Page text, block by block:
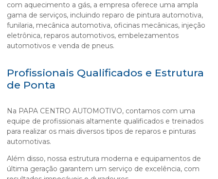
com aquecimento a gás, a empresa oferece uma ampla
gama de serviços, incluindo reparo de pintura automotiva,
funilaria, mecânica automotiva, oficinas mecânicas, injeção
eletrônica, reparos automotivos, embelezamentos
automotivos e venda de pneus.
Profissionais Qualificados e Estrutura
de Ponta
Na PAPA CENTRO AUTOMOTIVO, contamos com uma
equipe de profissionais altamente qualificados e treinados
para realizar os mais diversos tipos de reparos e pinturas
automotivas.
Além disso, nossa estrutura moderna e equipamentos de
última geração garantem um serviço de excelência, com